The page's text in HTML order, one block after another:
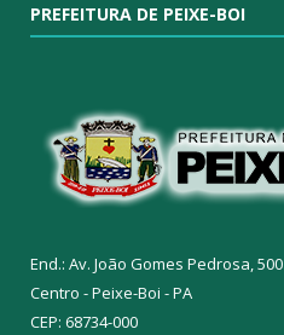
PREFEITURA DE PEIXE-BOI
End.: Av. João Gomes Pedrosa, 500
Centro - Peixe-Boi - PA
CEP: 68734-000